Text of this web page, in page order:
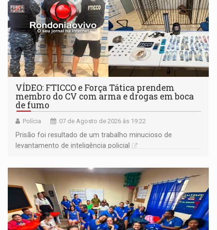
VÍDEO: FTICCO e Força Tática prendem
membro do CV com arma e drogas em boca
de fumo
Polícia 07 de Agosto de 2026 às 19:22
Prisão foi resultado de um trabalho minucioso de
levantamento de inteligência policial